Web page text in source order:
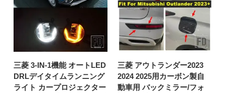
三菱 3-IN-1機能 オートLED
DRLデイタイムランニング
ライト カープロジェクター
三菱 アウトランダー2023
2024 2025用カーボン製自
動車用 バックミラー/フォ